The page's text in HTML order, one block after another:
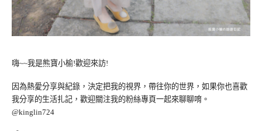
嗨~~我是熊寶小榆!歡迎來訪!
因為熱愛分享與紀錄，決定把我的視界，帶往你的世界，如果你也喜歡
我分享的生活扎記，歡迎關注我的粉絲專頁一起來聊聊唷。
@kinglin724